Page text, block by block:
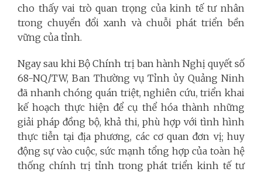
cho thấy vai trò quan trọng của kinh tế tư nhân
trong chuyển đổi xanh và chuỗi phát triển bền
vững của tỉnh.
Ngay sau khi Bộ Chính trị ban hành Nghị quyết số
68-NQ/TW, Ban Thường vụ Tỉnh ủy Quảng Ninh
đã nhanh chóng quán triệt, nghiên cứu, triển khai
kế hoạch thực hiện để cụ thể hóa thành những
giải pháp đồng bộ, khả thi, phù hợp với tình hình
thực tiễn tại địa phương, các cơ quan đơn vị; huy
động sự vào cuộc, sức mạnh tổng hợp của toàn hệ
thống chính trị tỉnh trong phát triển kinh tế tư